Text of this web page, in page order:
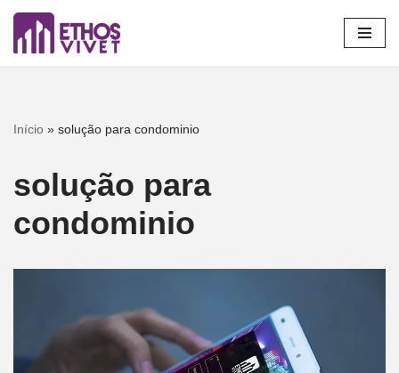
Início » solução para condominio
solução para
condominio